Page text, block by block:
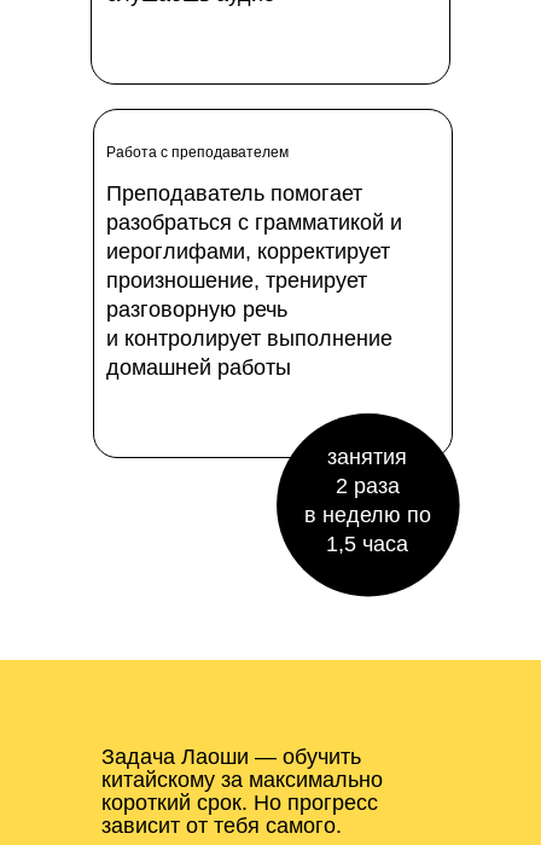
Преподаватель помогает
разобраться с грамматикой и
иероглифами, корректирует
произношение, тренирует
разговорную речь
и контролирует выполнение
домашней работы
Работа с преподавателем
занятия
2 раза
в неделю по
1,5 часа
Задача Лаоши — обучить
китайскому за максимально
короткий срок. Но прогресс
зависит от тебя самого.